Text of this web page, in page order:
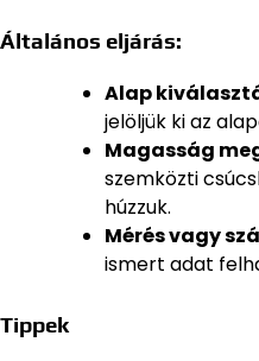
Általános eljárás:
Alap
jelöljük ki az
Magasság
szemközti
húzzuk.
Mérés vagy
ismert adat
Tippek